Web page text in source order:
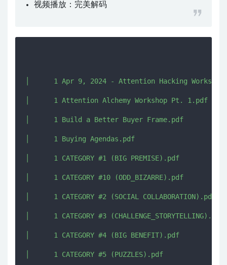
视频播放： 完美解码
│      1 Apr 9, 2024 - Attention Hacking
│      1 Attention Alchemy Workshop Pt. 1.pdf
│      1 Build a Better Buyer Frame.pdf
│      1 Buying Agendas.pdf
│      1 CATEGORY #1 (BIG PREMISE).pdf
│      1 CATEGORY #10 (ODD_BIZARRE).pdf
│      1 CATEGORY #2 (SOCIAL COLLABORATION).pdf
│      1 CATEGORY #3 (CHALLENGE_STORYTELLING).pdf
│      1 CATEGORY #4 (BIG BENEFIT).pdf
│      1 CATEGORY #5 (PUZZLES).pdf